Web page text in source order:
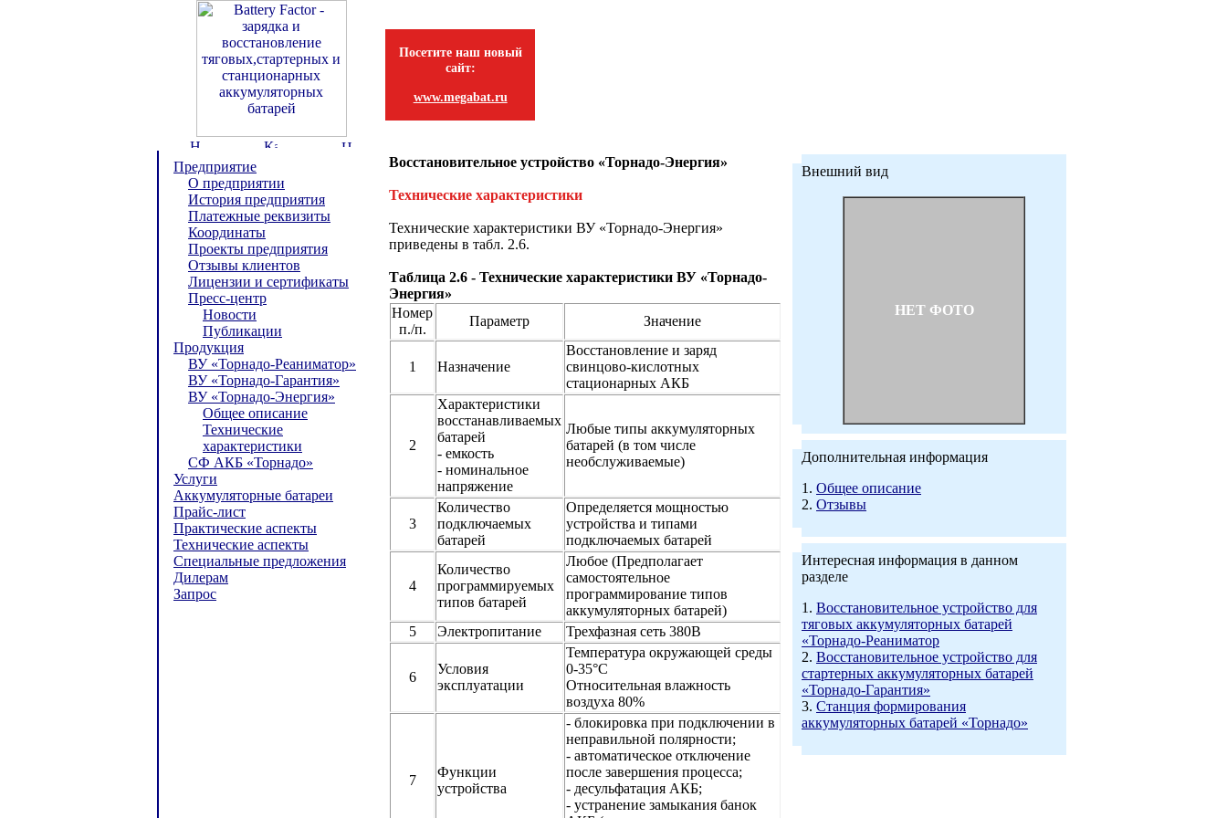
Посетите наш новый
сайт:
www.megabat.ru
Предприятие
О предприятии
История предприятия
Платежные реквизиты
Координаты
Проекты предприятия
Отзывы клиентов
Лицензии и сертификаты
Пресс-центр
Новости
Публикации
Продукция
ВУ «Торнадо-Реаниматор»
ВУ «Торнадо-Гарантия»
ВУ «Торнадо-Энергия»
Общее описание
Технические
характеристики
СФ АКБ «Торнадо»
Услуги
Аккумуляторные батареи
Прайс-лист
Практические аспекты
Технические аспекты
Специальные предложения
Дилерам
Запрос
Восстановительное устройство «Торнадо-Энергия»
Технические характеристики
Технические характеристики ВУ «Торнадо-Энергия»
приведены в табл. 2.6.
Таблица 2.6 - Технические характеристики ВУ «Торнадо-
Энергия»
Номер
п./п.
Параметр Значение
1 Назначение
Восстановление и заряд
свинцово-кислотных
стационарных АКБ
2
Характеристики
восстанавливаемых
батарей
- емкость
- номинальное
напряжение
Любые типы аккумуляторных
батарей (в том числе
необслуживаемые)
3
Количество
подключаемых
батарей
Определяется мощностью
устройства и типами
подключаемых батарей
4
Количество
программируемых
типов батарей
Любое (Предполагает
самостоятельное
программирование типов
аккумуляторных батарей)
5
Электропитание Трехфазная сеть 380В
6
Условия
эксплуатации
Температура окружающей среды
0-35°С
Относительная влажность
воздуха 80%
7
Функции
устройства
- блокировка при подключении в
неправильной полярности;
- автоматическое отключение
после завершения процесса;
- десульфатация АКБ;
- устранение замыкания банок
Внешний вид
НЕТ ФОТО
Дополнительная информация
1. Общее описание
2. Отзывы
Интересная информация в данном
разделе
1. Восстановительное устройство для
тяговых аккумуляторных батарей
«Торнадо-Реаниматор
2. Восстановительное устройство для
стартерных аккумуляторных батарей
«Торнадо-Гарантия»
3. Станция формирования
аккумуляторных батарей «Торнадо»